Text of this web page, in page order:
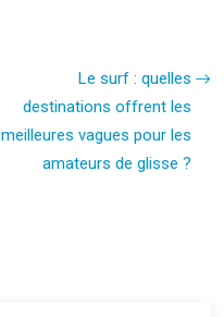
Le surf : quelles
destinations offrent les
meilleures vagues pour les
amateurs de glisse ?